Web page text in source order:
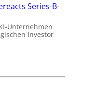
Series-B-
Unternehmen
Investor